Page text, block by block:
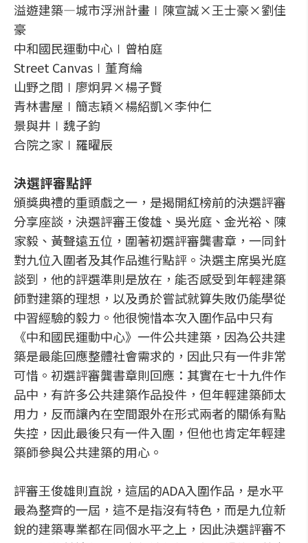
溢遊建築—城市浮洲計畫∣陳宣誠×王士豪×劉佳
豪
中和國民運動中心∣曾柏庭
Street Canvas∣董育綸
山野之間∣廖炯昇×楊子賢
青林書屋∣簡志穎×楊紹凱×李仲仁
景與井∣魏子鈞
合院之家∣羅曜辰
決選評審點評
頒獎典禮的重頭戲之一，是揭開紅榜前的決選評審
分享座談，決選評審王俊雄、吳光庭、金光裕、陳
家毅、黃聲遠五位，圍著初選評審龔書章，一同針
對九位入圍者及其作品進行點評。決選主席吳光庭
談到，他的評選準則是放在，能否感受到年輕建築
師對建築的理想，以及勇於嘗試就算失敗仍能學從
中習經驗的毅力。他很惋惜本次入圍作品中只有
《中和國民運動中心》一件公共建築，因為公共建
築是最能回應整體社會需求的，因此只有一件非常
可惜。初選評審龔書章則回應：其實在七十九件作
品中，有許多公共建築作品投件，但年輕建築師太
用力，反而讓內在空間跟外在形式兩者的關係有點
失控，因此最後只有一件入圍，但他也肯定年輕建
築師參與公共建築的用心。
評審王俊雄則直說，這屆的ADA入圍作品，是水平
最為整齊的一屆，這不是指沒有特色，而是九位新
銳的建築專業都在同個水平之上，因此決選評審不